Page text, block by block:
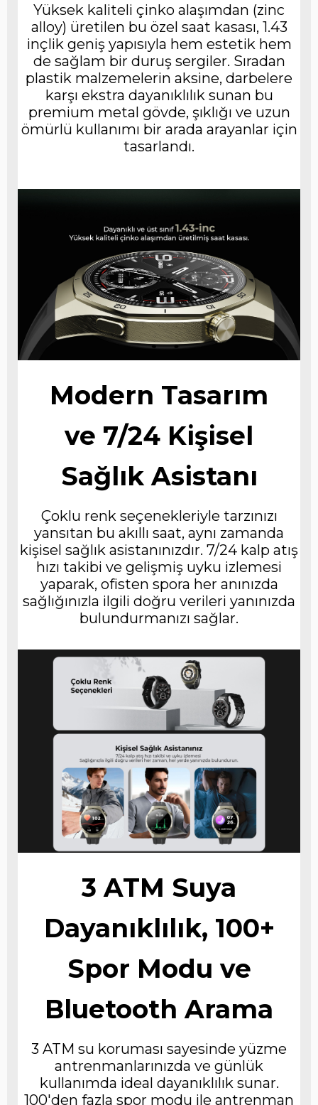
Yüksek kaliteli çinko alaşımdan (zinc
alloy) üretilen bu özel saat kasası, 1.43
inçlik geniş yapısıyla hem estetik hem
de sağlam bir duruş sergiler. Sıradan
plastik malzemelerin aksine, darbelere
karşı ekstra dayanıklılık sunan bu
premium metal gövde, şıklığı ve uzun
ömürlü kullanımı bir arada arayanlar için
tasarlandı.
Modern Tasarım
ve 7/24 Kişisel
Sağlık Asistanı
Çoklu renk seçenekleriyle tarzınızı
yansıtan bu akıllı saat, aynı zamanda
kişisel sağlık asistanınızdır. 7/24 kalp atış
hızı takibi ve gelişmiş uyku izlemesi
yaparak, ofisten spora her anınızda
sağlığınızla ilgili doğru verileri yanınızda
bulundurmanızı sağlar.
3 ATM Suya
Dayanıklılık, 100+
Spor Modu ve
Bluetooth Arama
3 ATM su koruması sayesinde yüzme
antrenmanlarınızda ve günlük
kullanımda ideal dayanıklılık sunar.
100'den fazla spor modu ile antrenman